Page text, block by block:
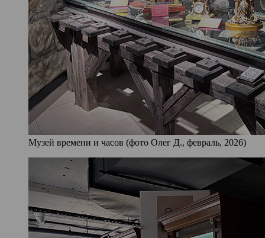
Музей времени и часов (фото Олег Д., февраль, 2026)